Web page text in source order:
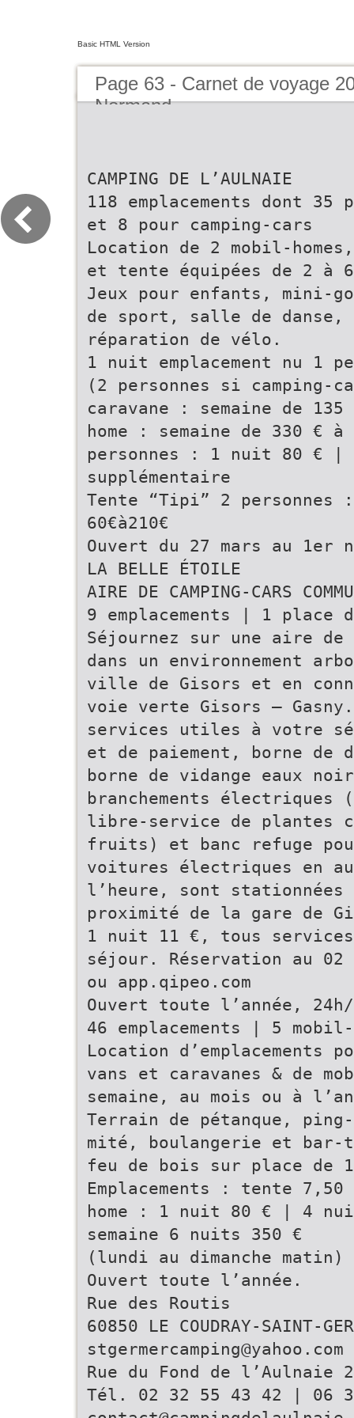
Basic HTML Version
Page 63 - Carnet de voyage
Normand
CAMPING DE L’AULNAIE
118 emplacements dont
et 8 pour camping-cars
Location de 2 mobil-
et tente équipées de 2 à
Jeux pour enfants,
de sport, salle de danse,
réparation de vélo.
1 nuit emplacement nu 1
(2 personnes si camping-
caravane : semaine de
home : semaine de 330 € à
personnes : 1 nuit 80 € |
supplémentaire
Tente “Tipi” 2
60€à210€
Ouvert du 27 mars au 1er
LA BELLE ÉTOILE
AIRE DE CAMPING-CARS
9 emplacements | 1 place
Séjournez sur une aire de
dans un environnement
ville de Gisors et en
voie verte Gisors –
services utiles à votre
et de paiement, borne de
borne de vidange eaux
branchements
libre-service de plantes
fruits) et banc refuge
voitures électriques en
l’heure, sont
proximité de la gare de
1 nuit 11 €, tous
séjour. Réservation au 02
ou app.qipeo.com
Ouvert toute l’année,
46 emplacements | 5 mobil-
Location d’emplacements
vans et caravanes & de
semaine, au mois ou à
Terrain de pétanque,
mité, boulangerie et bar-
feu de bois sur place de
Emplacements : tente
home : 1 nuit 80 € | 4
semaine 6 nuits 350 €
(lundi au dimanche matin)
Ouvert toute l’année.
Rue des Routis
60850 LE COUDRAY-SAINT-
stgermercamping@yahoo.com
Rue du Fond de l’Aulnaie
Tél. 02 32 55 43 42 | 06